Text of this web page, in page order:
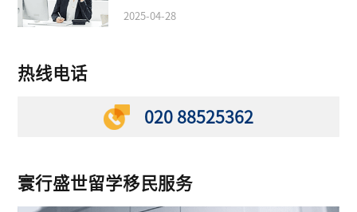
2025-04-28
热线电话
020 88525362
寰行盛世留学移民服务